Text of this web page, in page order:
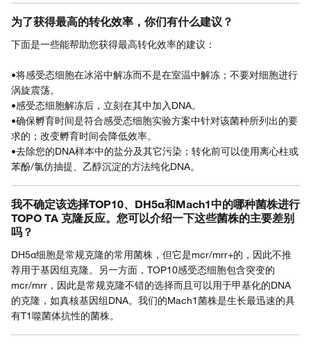
为了获得最高的转化效率，你们有什么建议？
下面是一些能帮助您获得最高转化效率的建议：
•将感受态细胞在冰浴中解冻而不是在室温中解冻；不要对细胞进行
涡旋震荡。
•感受态细胞解冻后，立刻在其中加入DNA。
•确保孵育时间是符合感受态细胞实验方案中针对该菌种所列出的要
求的；改变孵育时间会降低效率。
•去除您的DNA样本中的盐分及其它污染；转化前可以使用离心柱或
苯酚/氯仿抽提、乙醇沉淀的方法纯化DNA。
我不确定该选择TOP10、DH5α和Mach1中的哪种菌株进行
TOPO TA 克隆反应。您可以介绍一下这些菌株的主要差别
吗？
DH5α细胞是常规克隆的常用菌株，但它是mcr/mrr+的，因此不推
荐用于基因组克隆。另一方面，TOP10感受态细胞包含突变的
mcr/mrr，因此是常规克隆不错的选择而且可以用于甲基化的DNA
的克隆，如真核基因组DNA。我们的Mach1菌株是生长最迅速的具
有T1噬菌体抗性的菌株。